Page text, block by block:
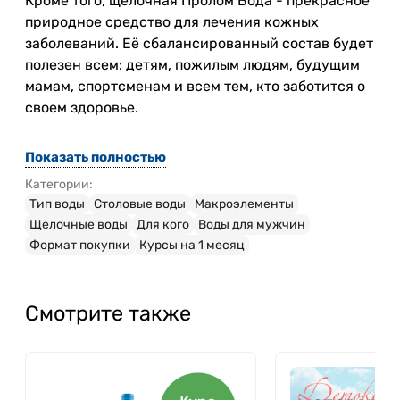
природное средство для лечения кожных
заболеваний. Её сбалансированный состав будет
полезен всем: детям, пожилым людям, будущим
мамам, спортсменам и всем тем, кто заботится о
своем здоровье.
Показать полностью
Категории:
Тип воды
Столовые воды
Макроэлементы
Щелочные воды
Для кого
Воды для мужчин
Формат покупки
Курсы на 1 месяц
Смотрите также